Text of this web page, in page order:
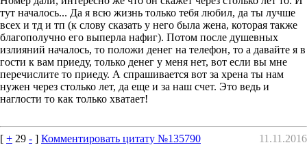
тут началось... Да я всю жизнь только тебя любил, да ты лучше
всех и тд и тп (к слову сказать у него была жена, которая также
благополучно его выперла нафиг). Потом после душевных
излияний началось, то положи денег на телефон, то а давайте я в
гости к вам приеду, только денег у меня нет, вот если вы мне
перечислите то приеду. А спрашивается вот за хрена ты нам
нужен через столько лет, да еще и за наш счет. Это ведь и
наглости то как только хватает!
[ + 29 - ] Комментировать цитату №135790
11.11.2016